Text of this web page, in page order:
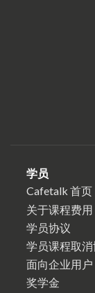
学员
Cafetalk 首页
关于课程费用
学员协议
学员课程取消
面向企业用户
奖学金